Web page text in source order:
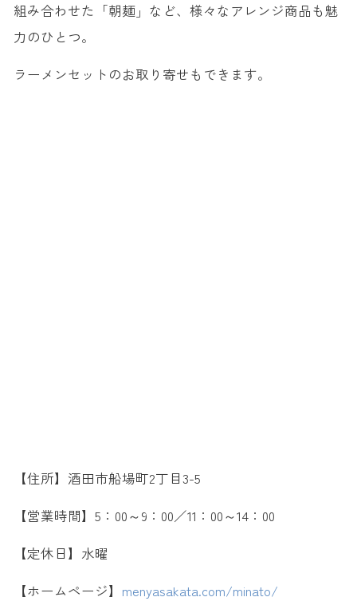
組み合わせた「朝麺」など、様々なアレンジ商品も魅
力のひとつ。
ラーメンセットのお取り寄せもできます。
【住所】酒田市船場町2丁目3-5
【営業時間】5：00～9：00／11：00～14：00
【定休日】水曜
【ホームページ】 menyasakata.com/minato/